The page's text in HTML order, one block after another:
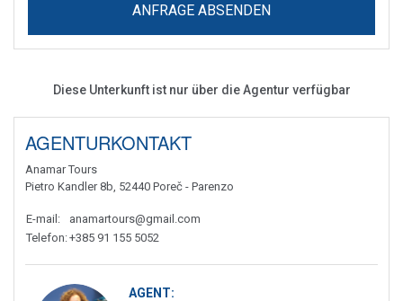
ANFRAGE ABSENDEN
Diese Unterkunft ist nur über die Agentur verfügbar
AGENTURKONTAKT
Anamar Tours
Pietro Kandler 8b, 52440 Poreč - Parenzo
E-mail :
anamartours@gmail.com
Telefon:+385 91 155 5052
AGENT: